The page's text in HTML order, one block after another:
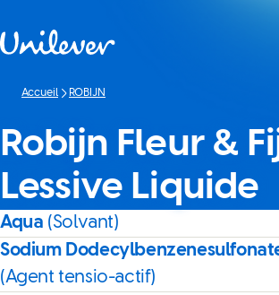
Accueil ROBIJN
Robijn Fleur &
Lessive Liquide
Aqua (Solvant)
Sodium
(Agent tensio-actif)